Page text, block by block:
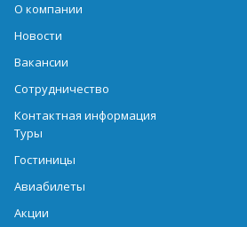
О компании
Новости
Вакансии
Сотрудничество
Контактная информация
Туры
Гостиницы
Авиабилеты
Акции